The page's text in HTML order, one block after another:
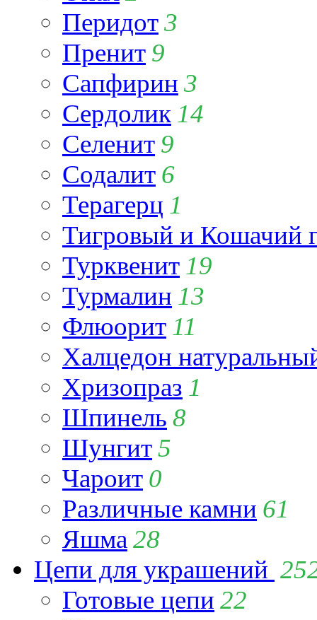
Перидот3
Пренит 9
Сапфирин 3
Сердолик 14
Селенит 9
Содалит 6
Терагерц 1
Тигровый и Кошачий
Турквенит 19
Турмалин 13
Флюорит 11
Халцедон
Хризопраз 1
Шпинель 8
Шунгит5
Чароит 0
Различные камни 61
Яшма 28
Цепи для украшений
Готовые цепи 22